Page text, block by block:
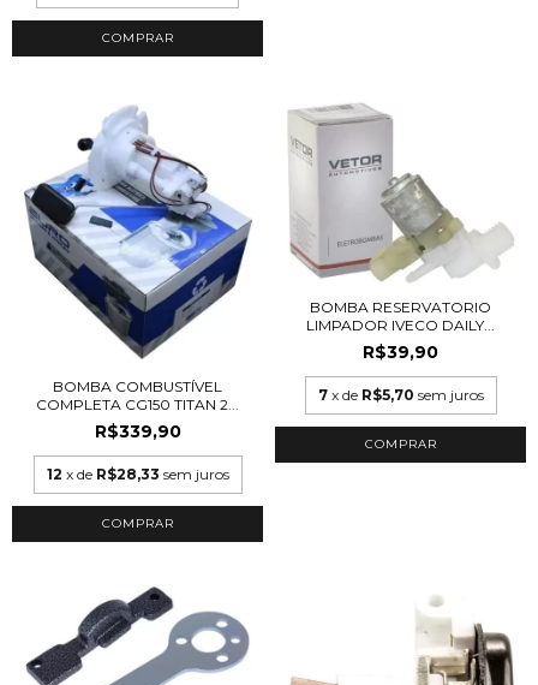
BOMBA COMBUSTÍVEL
COMPLETA CG150 TITAN 2...
R$339,90
12 x de R$28,33 sem juros
BOMBA RESERVATORIO
LIMPADOR IVECO DAILY...
R$39,90
7 x de R$5,70 sem juros